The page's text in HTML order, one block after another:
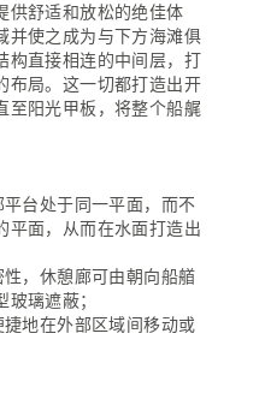
供舒适和放松的绝佳体
并使之成为与下方海滩俱
构直接相连的中间层，打
布局。这一切都打造出开
至阳光甲板，将整个船艉
台处于同一平面，而不
平面，从而在水面打造出
，休憩廊可由朝向船艏
璃遮蔽；
地在外部区域间移动或